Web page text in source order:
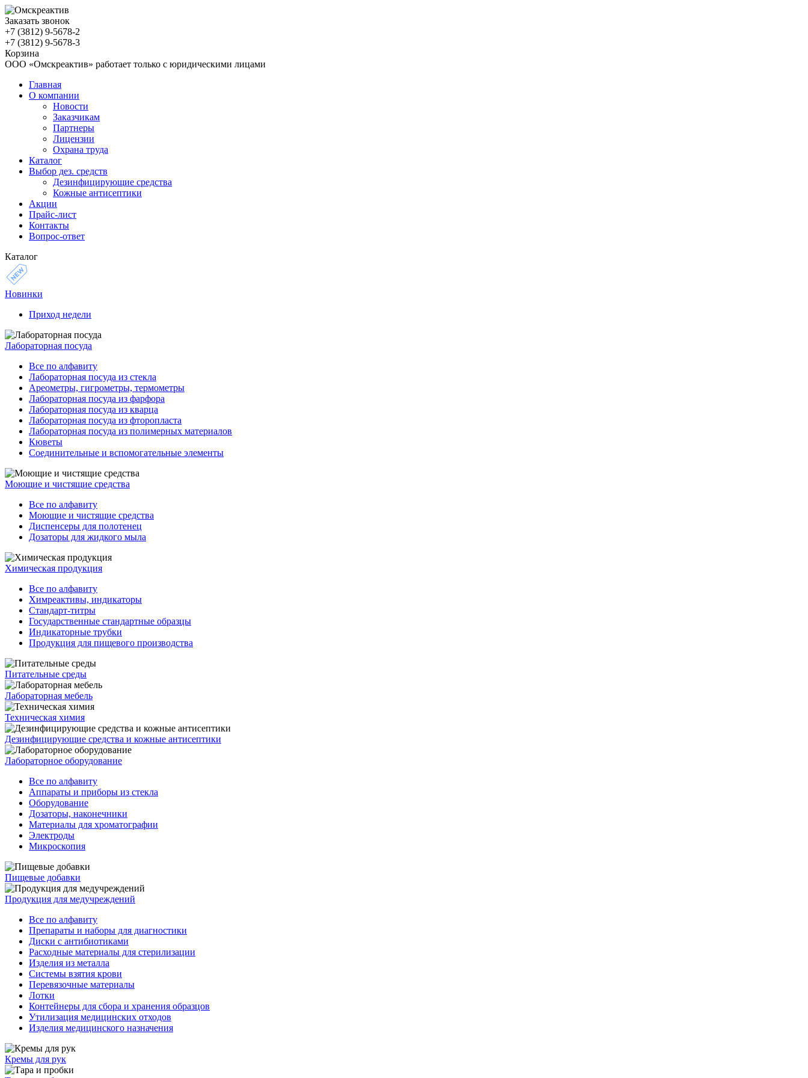
Заказать звонок
+7 (3812) 9-5678-2
+7 (3812) 9-5678-3
Корзина
ООО «Омскреактив» работает только с юридическими лицами
Главная
О компании
Новости
Заказчикам
Партнеры
Лицензии
Охрана труда
Каталог
Выбор дез. средств
Дезинфицирующие средства
Кожные антисептики
Акции
Прайс-лист
Контакты
Вопрос-ответ
Каталог
Новинки
Приход недели
Лабораторная посуда
Все по алфавиту
Лабораторная посуда из стекла
Ареометры, гигрометры, термометры
Лабораторная посуда из фарфора
Лабораторная посуда из кварца
Лабораторная посуда из фторопласта
Лабораторная посуда из полимерных материалов
Кюветы
Соединительные и вспомогательные элементы
Моющие и чистящие средства
Все по алфавиту
Моющие и чистящие средства
Диспенсеры для полотенец
Дозаторы для жидкого мыла
Химическая продукция
Все по алфавиту
Химреактивы, индикаторы
Стандарт-титры
Государственные стандартные образцы
Индикаторные трубки
Продукция для пищевого производства
Питательные среды
Лабораторная мебель
Техническая химия
Дезинфицирующие средства и кожные антисептики
Лабораторное оборудование
Все по алфавиту
Аппараты и приборы из стекла
Оборудование
Дозаторы, наконечники
Материалы для хроматографии
Электроды
Микроскопия
Пищевые добавки
Продукция для медучреждений
Все по алфавиту
Препараты и наборы для диагностики
Диски с антибиотиками
Расходные материалы для стерилизации
Изделия из металла
Системы взятия крови
Перевязочные материалы
Лотки
Контейнеры для сбора и хранения образцов
Утилизация медицинских отходов
Изделия медицинского назначения
Кремы для рук